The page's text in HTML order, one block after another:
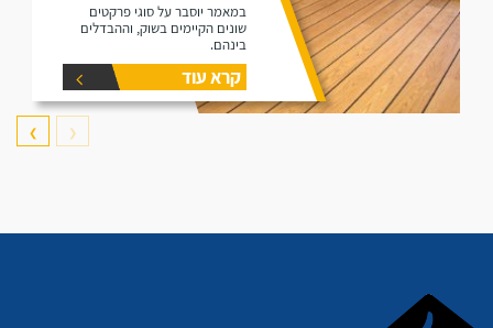
במאמר יוסבר על סוגי פרקטים
שונים הקיימים בשוק, וההבדלים
בינהם.
קרא עוד
❮
❯